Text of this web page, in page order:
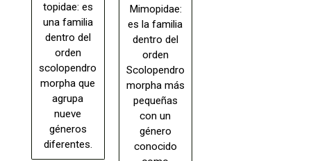
topidae: es
una familia
dentro del
orden
scolopendro
morpha que
agrupa
nueve
géneros
diferentes.
Mimopidae:
es la familia
dentro del
orden
Scolopendro
morpha más
pequeñas
con un
género
conocido